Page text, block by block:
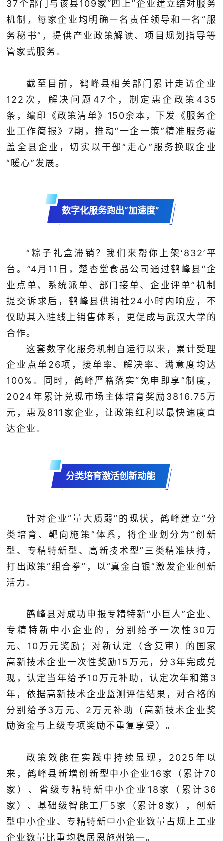
37个部门与该县109家“四上”企业建立结对服务
机制，每家企业均明确一名责任领导和一名“服
务秘书”，提供产业政策解读、项目规划指导等
管家式服务。
截至目前，鹤峰县相关部门累计走访企业
122次，解决问题47个，制定惠企政策435
条，编印《政策清单》150余本，下发《服务企
业工作简报》7期，推动“一企一策”精准服务覆
盖全县企业，切实以干部“走心”服务换取企业
“暖心”发展。
数字化服务跑出“加速度”
“粽子礼盒滞销？我们来帮你上架‘832’平
台。”4月11日，楚杏堂食品公司通过鹤峰县“企
业点单、系统派单、部门接单、企业评单”机制
提交诉求后，鹤峰县供销社24小时内响应，不
仅助其入驻线上销售体系，更促成与武汉大学的
合作。
这套数字化服务机制自运行以来，累计受理
企业点单26项，接单率、解决率、满意度均达
100%。同时，鹤峰严格落实“免申即享”制度，
2024年累计兑现市场主体培育奖励3816.75万
元，惠及811家企业，让政策红利以最快速度直
达企业。
分类培育激活创新动能
针对企业“量大质弱”的现状，鹤峰建立“分
类培育、靶向施策”体系，将企业划分为“创新
型、专精特新型、高新技术型”三类精准扶持，
打出政策“组合拳”，以“真金白银”激发企业创新
活力。
鹤峰县对成功申报专精特新“小巨人”企业、
专精特新中小企业的，分别给予一次性30万
元、10万元奖励；对新认定（含复审）的国家
高新技术企业一次性奖励15万元，分3年完成兑
现，认定当年给予10万元补助，认定次年和第3
年，依据高新技术企业监测评估结果，对合格的
分别给予3万元、2万元补助（高新技术企业奖
励资金与上级专项奖励不重复享受）。
政策效能在实践中持续显现，2025年以
来，鹤峰县新增创新型中小企业16家（累计70
家）、省级专精特新中小企业18家（累计36
家）、基础级智能工厂5家（累计8家），创新
型中小企业、专精特新中小企业数量占规上工业
企业数量比重均稳居恩施州第一。